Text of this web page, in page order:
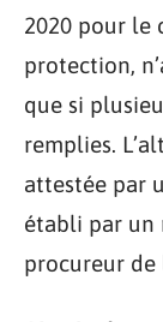
2020 pour le
protection,
que si
remplies.
attestée par
établi par un
procureur de